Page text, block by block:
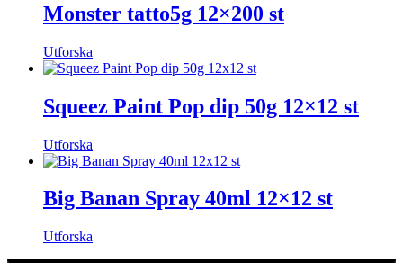
Monster tatto5g 12×200 st
Utforska
Squeez Paint Pop dip 50g 12×12 st
Utforska
Big Banan Spray 40ml 12×12 st
Utforska